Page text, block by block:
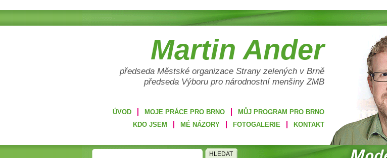
Martin Ander
předseda Městské organizace Strany zelených v Brně
předseda Výboru pro národnostní menšiny ZMB
MŮJ PROGRAM PRO BRNO
MOJE PRÁCE PRO BRNO
ÚVOD
KONTAKT
FOTOGALERIE
MÉ NÁZORY
KDO JSEM
HLEDAT